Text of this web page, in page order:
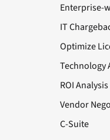
Enterprise-
IT
Optimize
Technology
ROI Analysis
Vendor
C-Suite